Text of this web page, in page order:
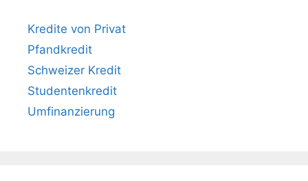
Kredite von Privat
Pfandkredit
Schweizer Kredit
Studentenkredit
Umfinanzierung